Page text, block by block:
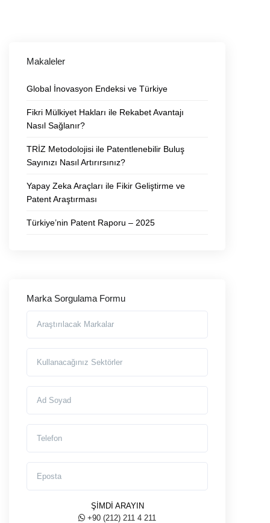
Makaleler
Global İnovasyon Endeksi ve Türkiye
Fikri Mülkiyet Hakları ile Rekabet Avantajı
Nasıl Sağlanır?
TRİZ Metodolojisi ile Patentlenebilir Buluş
Sayınızı Nasıl Artırırsınız?
Yapay Zeka Araçları ile Fikir Geliştirme ve
Patent Araştırması
Türkiye’nin Patent Raporu – 2025
Marka Sorgulama Formu
ŞİMDİ ARAYIN
+90 (212) 211 4 211